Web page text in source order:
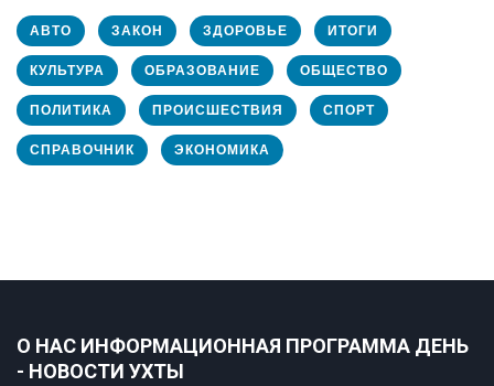
АВТО ЗАКОН ЗДОРОВЬЕ ИТОГИ
КУЛЬТУРА ОБРАЗОВАНИЕ ОБЩЕСТВО
ПОЛИТИКА ПРОИСШЕСТВИЯ СПОРТ
СПРАВОЧНИК ЭКОНОМИКА
О НАС ИНФОРМАЦИОННАЯ ПРОГРАММА ДЕНЬ
- НОВОСТИ УХТЫ